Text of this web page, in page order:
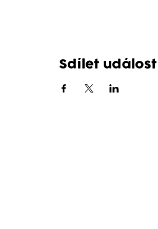
Sdílet událost